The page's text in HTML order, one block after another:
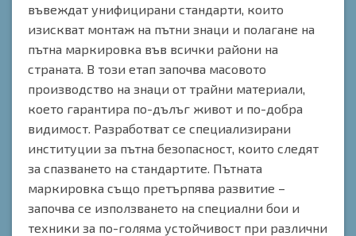
въвеждат унифицирани стандарти, които
изискват монтаж на пътни знаци и полагане на
пътна маркировка във всички райони на
страната. В този етап започва масовото
производство на знаци от трайни материали,
което гарантира по-дълъг живот и по-добра
видимост. Разработват се специализирани
институции за пътна безопасност, които следят
за спазването на стандартите. Пътната
маркировка също претърпява развитие –
започва се използването на специални бои и
техники за по-голяма устойчивост при различни